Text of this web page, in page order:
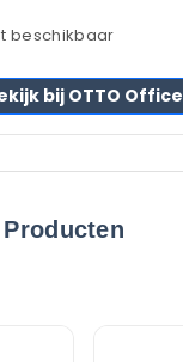
beschikbaar
bij OTTO Office
Producten